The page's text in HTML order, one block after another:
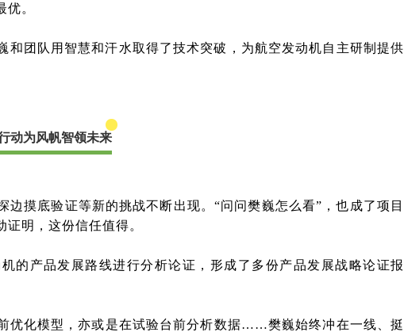
。
和团队用智慧和汗水取得了技术突破，为航空发动机自主研制提供
动为风帆智领未来
摸底验证等新的挑战不断出现。“问问樊巍怎么看”，也成了项目
明，这份信任值得。
的产品发展路线进行分析论证，形成了多份产品发展战略论证报
优化模型，亦或是在试验台前分析数据……樊巍始终冲在一线、挺